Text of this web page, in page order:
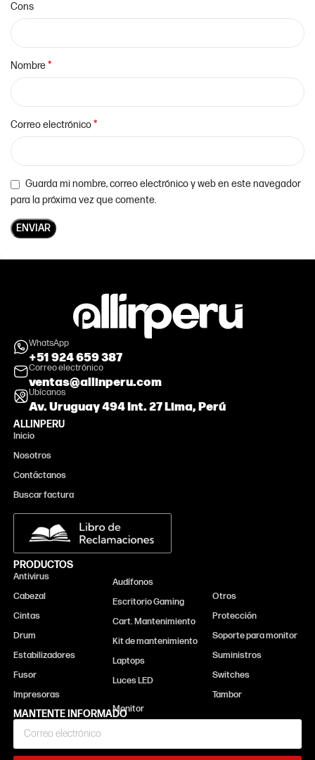
Cons
Nombre*
Correo electrónico*
Guarda mi nombre, correo electrónico y web en este navegador
para la próxima vez que comente.
WhatsApp
+51 924 659 387
Correo electrónico
ventas@allinperu.com
Ubícanos
Av. Uruguay 494 Int. 27 Lima, Perú
ALLINPERU
Inicio
Nosotros
Contáctanos
Buscar factura
PRODUCTOS
Antivirus
Cabezal
Cintas
Drum
Estabilizadores
Fusor
Impresoras
Audífonos
Escritorio Gaming
Cart. Mantenimiento
Kit de mantenimiento
Laptops
Luces LED
Otros
Protección
Soporte para monitor
Suministros
Switches
Tambor
MANTENTE INFORMADO